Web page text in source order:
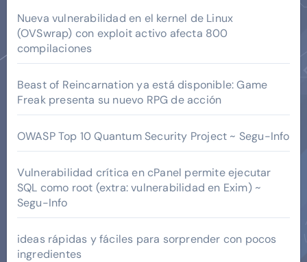
Nueva vulnerabilidad en el kernel de Linux
(OVSwrap) con exploit activo afecta 800
compilaciones
Beast of Reincarnation ya está disponible: Game
Freak presenta su nuevo RPG de acción
OWASP Top 10 Quantum Security Project ~ Segu-Info
Vulnerabilidad crítica en cPanel permite ejecutar
SQL como root (extra: vulnerabilidad en Exim) ~
Segu-Info
ideas rápidas y fáciles para sorprender con pocos
ingredientes